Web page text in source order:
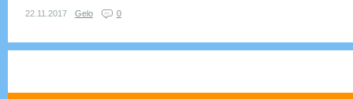
22.11.2017 Gelo 0